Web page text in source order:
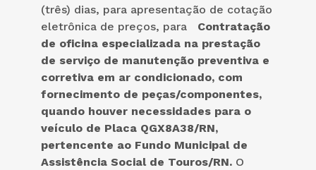
(três) dias, para apresentação de cotação
eletrônica de preços, para Contratação
de oficina especializada na prestação
de serviço de manutenção preventiva e
corretiva em ar condicionado, com
fornecimento de peças/componentes,
quando houver necessidades para o
veículo de Placa QGX8A38/RN,
pertencente ao Fundo Municipal de
Assistência Social de Touros/RN. O